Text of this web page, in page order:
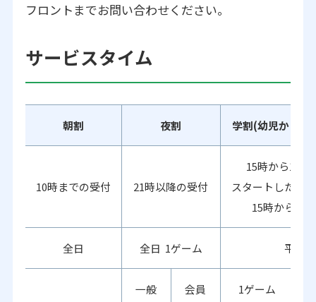
フロントまでお問い合わせください。
サービスタイム
朝割 夜割 学割(幼児から大
10時までの受付 21時以降の受付
15時から19時
スタートしたゲ
15時から受
全日 全日 1ゲーム 平日
一般 会員 1ゲーム